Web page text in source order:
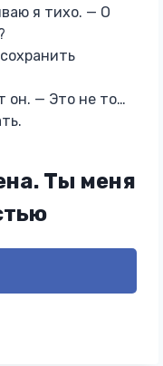
я тихо. — О
он. — Это не то…
Ты меня